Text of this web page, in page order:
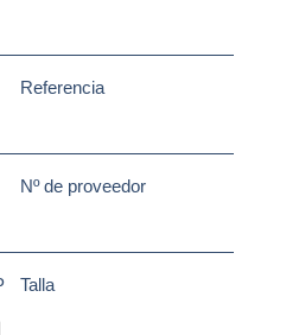
Referencia
Nº de proveedor
Talla